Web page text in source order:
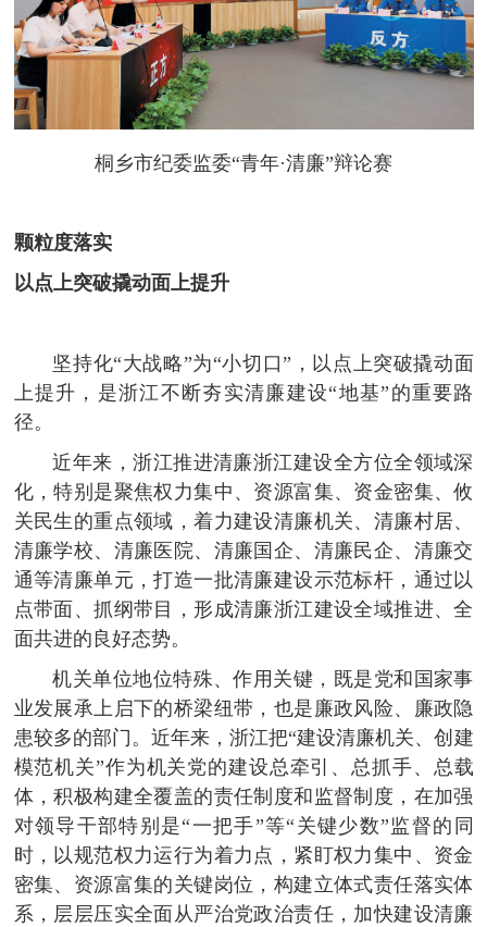
桐乡市纪委监委“青年·清廉”辩论赛
颗粒度落实
以点上突破撬动面上提升
坚持化“大战略”为“小切口”，以点上突破撬动面
上提升，是浙江不断夯实清廉建设“地基”的重要路
径。
近年来，浙江推进清廉浙江建设全方位全领域深
化，特别是聚焦权力集中、资源富集、资金密集、攸
关民生的重点领域，着力建设清廉机关、清廉村居、
清廉学校、清廉医院、清廉国企、清廉民企、清廉交
通等清廉单元，打造一批清廉建设示范标杆，通过以
点带面、抓纲带目，形成清廉浙江建设全域推进、全
面共进的良好态势。
机关单位地位特殊、作用关键，既是党和国家事
业发展承上启下的桥梁纽带，也是廉政风险、廉政隐
患较多的部门。近年来，浙江把“建设清廉机关、创建
模范机关”作为机关党的建设总牵引、总抓手、总载
体，积极构建全覆盖的责任制度和监督制度，在加强
对领导干部特别是“一把手”等“关键少数”监督的同
时，以规范权力运行为着力点，紧盯权力集中、资金
密集、资源富集的关键岗位，构建立体式责任落实体
系，层层压实全面从严治党政治责任，加快建设清廉